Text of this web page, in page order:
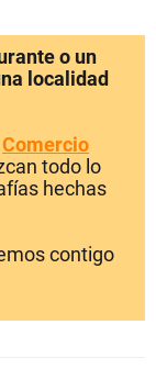
o un
localidad
Comercio
todo lo
hechas
contigo